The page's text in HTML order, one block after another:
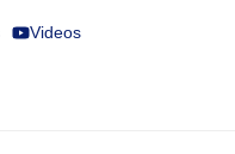
Videos